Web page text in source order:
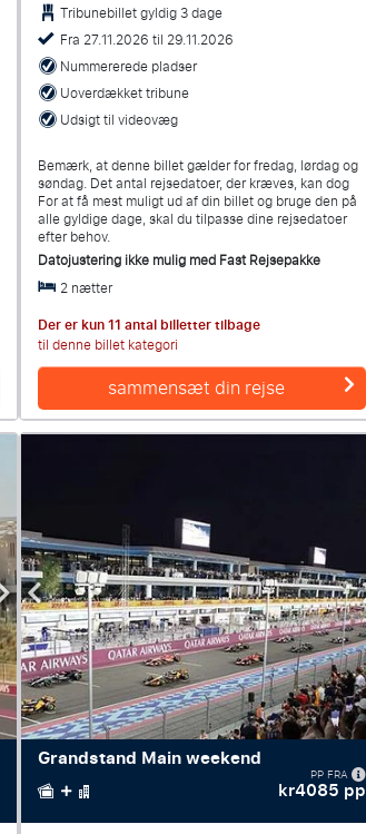
Tribunebillet gyldig 3 dage
Fra 27.11.2026 til 29.11.2026
Nummererede pladser
Uoverdækket tribune
Udsigt til videovæg
Bemærk, at denne billet gælder for fredag, lørdag og
søndag. Det antal rejsedatoer, der kræves, kan dog
For at få mest muligt ud af din billet og bruge den på
alle gyldige dage, skal du tilpasse dine rejsedatoer
efter behov.
Datojustering ikke mulig medFast Rejsepakke
2 nætter
Der er kun 11 antal billetter tilbage
til denne billet kategori
sammensæt din rejse
Grandstand Main weekend
PP FRA
kr4085 pp